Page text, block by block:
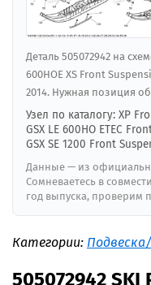
Деталь 505072942 на
600HOE XS Front
2014. Нужная позиция
Узел по каталогу: XP
GSX LE 600HO ETEC
GSX SE 1200 Front
Данные — из
Сомневаетесь в
год выпуска, проверим
Категории:
505072942 SKI